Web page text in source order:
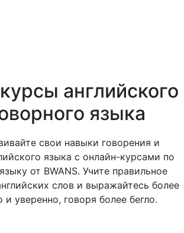
английского
языка
свои навыки говорения и
языка с онлайн-курсами по
от BWANS. Учите правильное
слов и выражайтесь более
и уверенно, говоря более бегло.